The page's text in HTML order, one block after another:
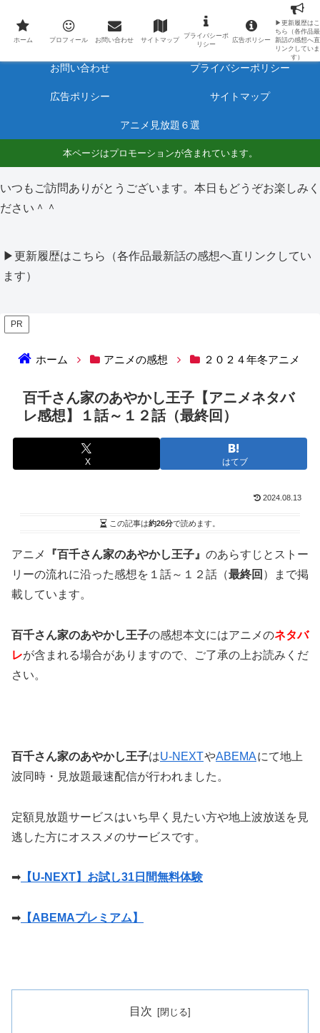
最新アニメのあらすじと感想をネタバレ有りで毎日更新しています。
ホーム プロフィール
お問い合わせ プライバシーポリシー
広告ポリシー サイトマップ
アニメ見放題６選
本ページはプロモーションが含まれています。
いつもご訪問ありがとうございます。本日もどうぞお楽しみく
ださい＾＾
▶更新履歴はこちら（各作品最新話の感想へ直リンクしてい
ます）
PR
ホーム アニメの感想 ２０２４年冬アニメ
百千さん家のあやかし王子【アニメネタバ
レ感想】１話～１２話（最終回）
X はてブ
2024.08.13
この記事は約26分で読めます。
アニメ 『百千さん家のあやかし王子』 のあらすじとストー
リーの流れに沿った感想を１話～１２話（最終回 ）まで掲
載しています。
百千さん家のあやかし王子の感想本文にはアニメのネタバ
レが含まれる場合がありますので、ご了承の上お読みくだ
さい。
百千さん家のあやかし王子はU-NEXTやABEMAにて地上
波同時・見放題最速配信が行われました。
定額見放題サービスはいち早く見たい方や地上波放送を見
逃した方にオススメのサービスです。
➡ 【U-NEXT】お試し31日間無料体験
➡ 【ABEMAプレミアム】
目次
ホーム プロフィール お問い合わせ サイトマップ
プライバシーポ
リシー
広告ポリシー
▶更新履歴はこ
ちら（各作品最
新話の感想へ直
リンクしていま
す）